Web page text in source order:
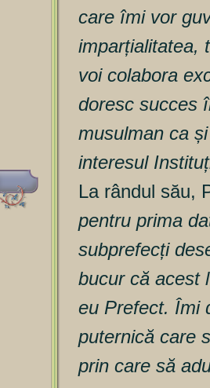
care îmi vor
imparțialitatea,
voi colabora
doresc succes
musulman ca
interesul
La rândul său,
pentru prima
subprefecți
bucur că acest
eu Prefect. Îmi
puternică care
prin care să